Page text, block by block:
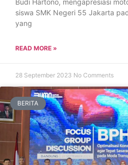
siswa SMK Negeri 55 Jakarta
yang
READ MORE »
28 September 2023 No Comments
BERITA